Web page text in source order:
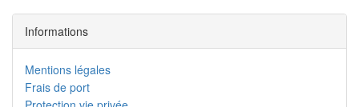
Informations
Mentions légales
Frais de port